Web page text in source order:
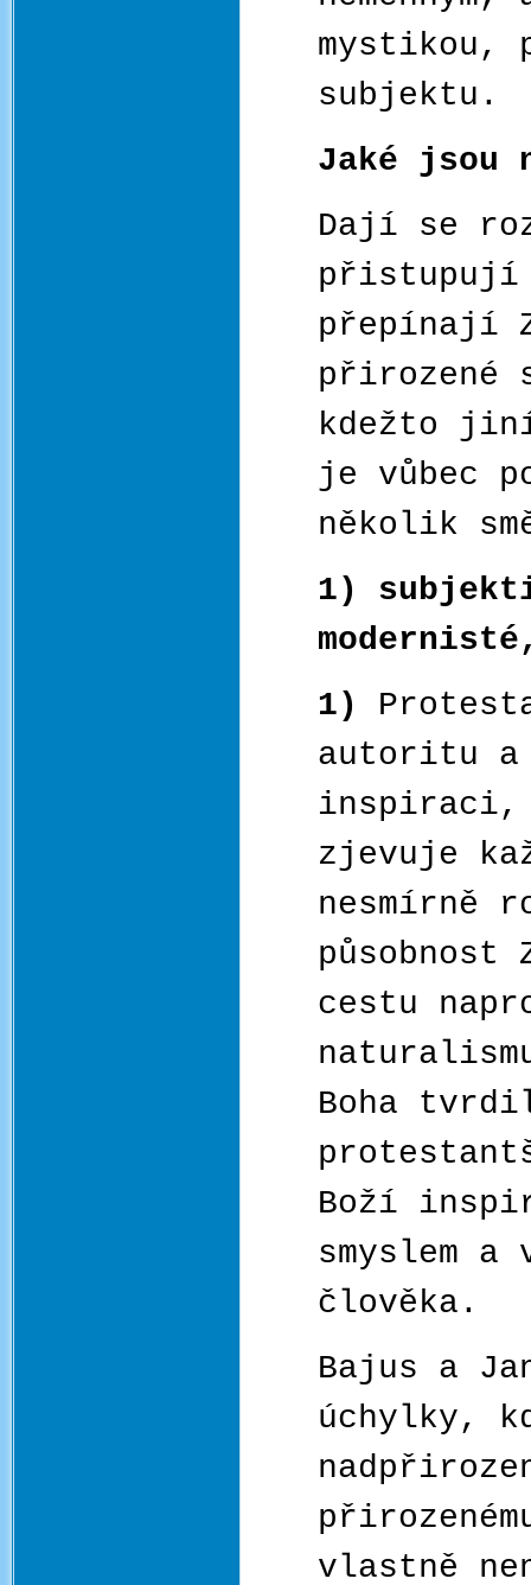
mystikou,
subjektu.
Jaké jsou
Dají se
přistupují
přepínají
přirozené
kdežto jiní
je vůbec
několik
1)
1)
autoritu
inspiraci,
zjevuje
nesmírně
cestu
Boha
Boží
smyslem
člověka.
Bajus a
úchylky,
vlastně